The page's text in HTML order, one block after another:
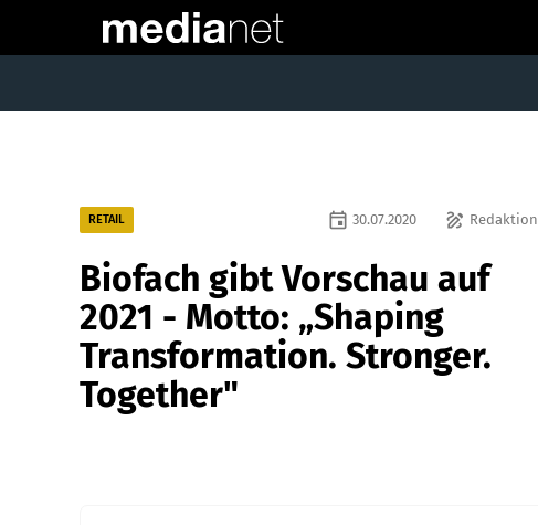
RETAIL draw Redaktion
event 30.07.2020
Biofach gibt Vorschau auf
2021 - Motto: „Shaping
Transformation. Stronger.
Together"